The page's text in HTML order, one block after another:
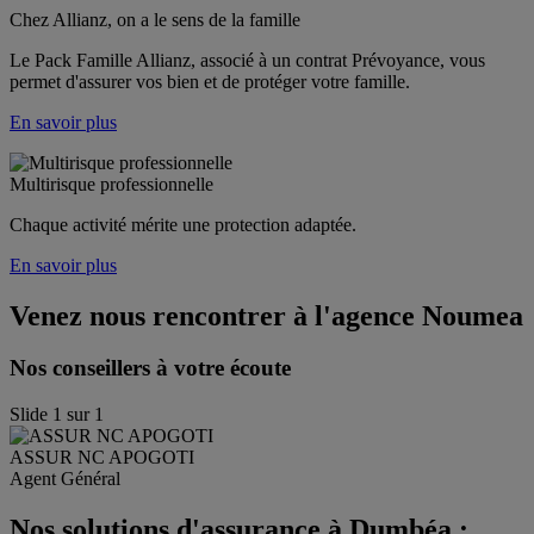
Chez Allianz, on a le sens de la famille
Le Pack Famille Allianz, associé à un contrat Prévoyance, vous
permet d'assurer vos bien et de protéger votre famille.
En savoir plus
Multirisque professionnelle
Chaque activité mérite une protection adaptée.
En savoir plus
Venez nous rencontrer à l'agence Noumea
Nos conseillers à votre écoute
Slide 1 sur 1
ASSUR NC APOGOTI
Agent Général